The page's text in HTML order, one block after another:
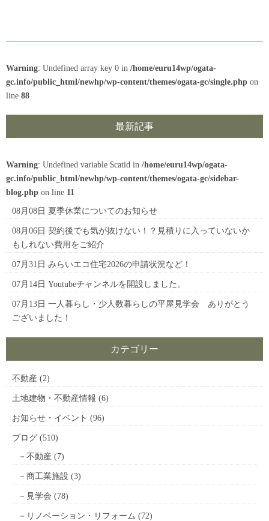
Warning: Undefined array key 0 in /home/euru14wp/ogata-
gc.info/public_html/newhp/wp-content/themes/ogata-gc/single.php on
line 88
最新記事
Warning: Undefined variable $catid in /home/euru14wp/ogata-
gc.info/public_html/newhp/wp-content/themes/ogata-gc/sidebar-
blog.php on line 11
08月08日 夏季休業についてのお知らせ
08月06日 契約後でも気が抜けない！？見積りに入っていないか
もしれない費用をご紹介
07月31日 みらいエコ住宅2026の申請状況など！
07月14日 Youtubeチャンネルを開設しました。
07月13日 一人暮らし・少人数暮らしの平屋見学会 ありがとう
ございました！
カテゴリー
不動産 (2)
土地建物・不動産情報 (6)
お知らせ・イベント (96)
ブログ (510)
不動産 (7)
商工業施設 (3)
見学会 (78)
リノベーション・リフォーム (72)